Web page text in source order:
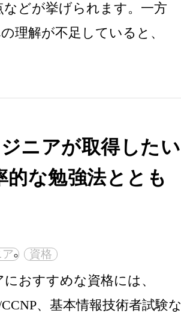
どが挙げられます。一方
理解が不足していると、
ニアが取得したい
的な勉強法ととも
資格
おすすめな資格には、
、基本情報技術者試験な